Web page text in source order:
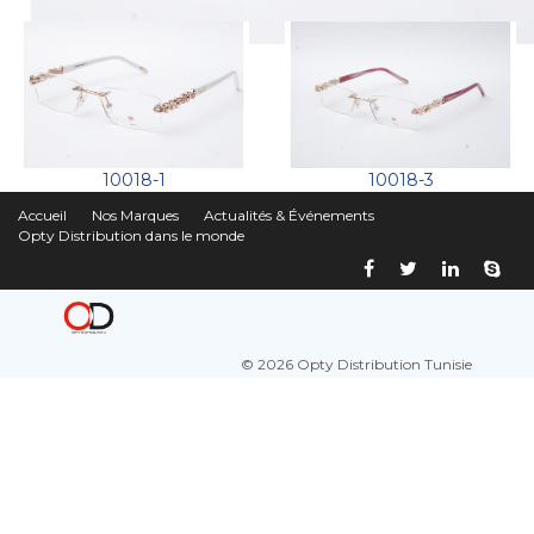
10018-1 10018-3
Accueil Nos Marques
Actualités & Événements
Opty Distribution dans le monde
© 2026 Opty Distribution Tunisie